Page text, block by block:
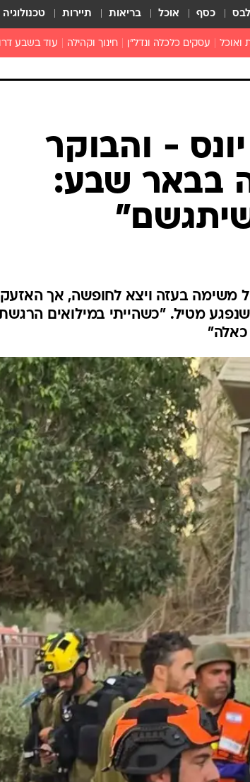
כסף אוכל בריאות תיירות טכנולוגיה
ואוכל עסקים כלכלה ונדל"ן חינוך וקהילה עוד בשבע
- והבוקר
בבאר שבע:
משימה בעזה ויצא לחופשה, אך
מטיל. "כשהייתי במילואים
כאלה"